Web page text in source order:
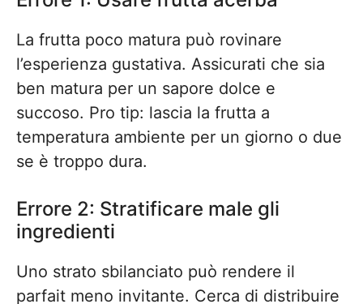
La frutta poco matura può rovinare
l’esperienza gustativa. Assicurati che sia
ben matura per un sapore dolce e
succoso. Pro tip: lascia la frutta a
temperatura ambiente per un giorno o due
se è troppo dura.
Errore 2: Stratificare male gli
ingredienti
Uno strato sbilanciato può rendere il
parfait meno invitante. Cerca di distribuire